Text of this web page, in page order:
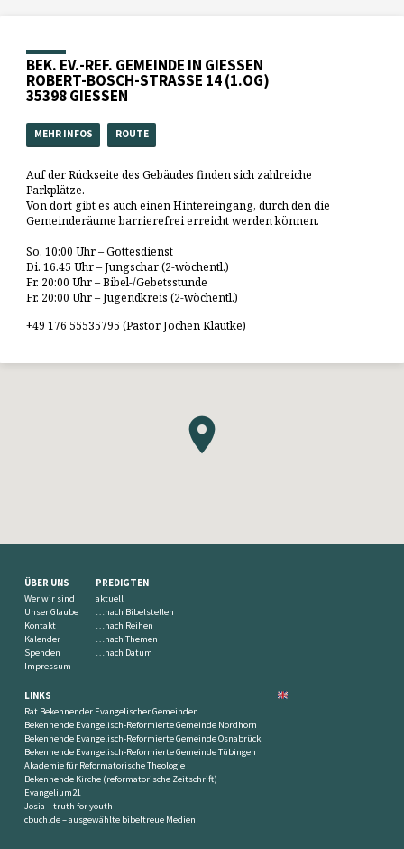
BEK. EV.-REF. GEMEINDE IN GIESSEN
ROBERT-BOSCH-STRASSE 14 (1.OG)
35398 GIESSEN
MEHR INFOS ROUTE
Auf der Rückseite des Gebäudes finden sich zahlreiche
Parkplätze.
Von dort gibt es auch einen Hintereingang, durch den die
Gemeinderäume barrierefrei erreicht werden können.
So. 10:00 Uhr – Gottesdienst
Di. 16.45 Uhr – Jungschar (2-wöchentl.)
Fr. 20:00 Uhr – Bibel-/Gebetsstunde
Fr. 20:00 Uhr – Jugendkreis (2-wöchentl.)
+49 176 55535795 (Pastor Jochen Klautke)
ÜBER UNS
Wer wir sind
Unser Glaube
Kontakt
Kalender
Spenden
Impressum
PREDIGTEN
aktuell
…nach Bibelstellen
…nach Reihen
…nach Themen
…nach Datum
LINKS
Rat Bekennender Evangelischer Gemeinden
Bekennende Evangelisch-Reformierte Gemeinde Nordhorn
Bekennende Evangelisch-Reformierte Gemeinde Osnabrück
Bekennende Evangelisch-Reformierte Gemeinde Tübingen
Akademie für Reformatorische Theologie
Bekennende Kirche (reformatorische Zeitschrift)
Evangelium21
Josia – truth for youth
cbuch.de – ausgewählte bibeltreue Medien